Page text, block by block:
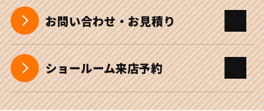
お問い合わせ・お見積り
ショールーム来店予約